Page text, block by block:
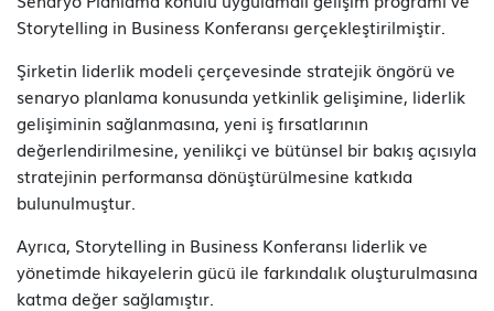
Storytelling in Business Konferansı gerçekleştirilmiştir.
Şirketin liderlik modeli çerçevesinde stratejik öngörü ve
senaryo planlama konusunda yetkinlik gelişimine, liderlik
gelişiminin sağlanmasına, yeni iş fırsatlarının
değerlendirilmesine, yenilikçi ve bütünsel bir bakış açısıyla
stratejinin performansa dönüştürülmesine katkıda
bulunulmuştur.
Ayrıca, Storytelling in Business Konferansı liderlik ve
yönetimde hikayelerin gücü ile farkındalık oluşturulmasına
katma değer sağlamıştır.